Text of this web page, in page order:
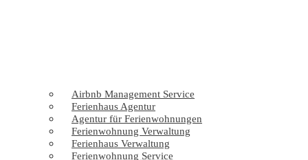
Airbnb Management Service
Ferienhaus Agentur
Agentur für Ferienwohnungen
Ferienwohnung Verwaltung
Ferienhaus Verwaltung
Ferienwohnung Service